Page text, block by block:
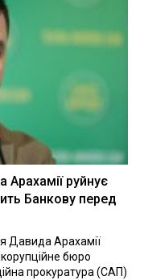
Арахамії руйнує
Банкову перед
Давида Арахамії
бюро
прокуратура (САП)